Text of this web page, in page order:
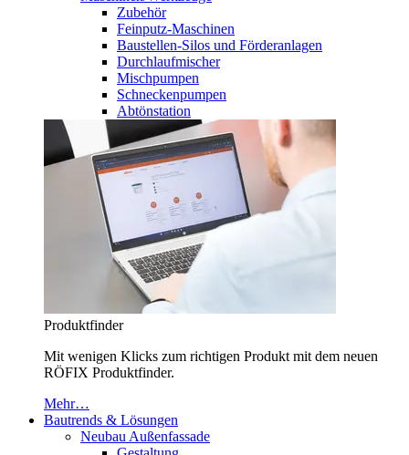
Zubehör
Feinputz-Maschinen
Baustellen-Silos und Förderanlagen
Durchlaufmischer
Mischpumpen
Schneckenpumpen
Abtönstation
Produktfinder
Mit wenigen Klicks zum richtigen Produkt mit dem neuen
RÖFIX Produktfinder.
Mehr…
Bautrends & Lösungen
Neubau Außenfassade